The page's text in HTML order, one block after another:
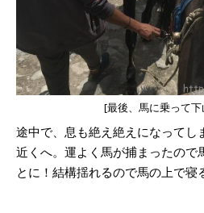
[最後、馬に乗って
途中で、息も絶え絶えになってし
近くへ。運よく馬が捕まったので
とに！結構揺れるので馬の上で寝